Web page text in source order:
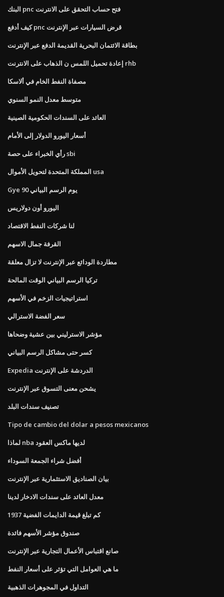
البنك pnc فتح حساب التحقق على الانترنت
كيف أدفع pnc قرض السيارات عبر الإنترنت
بطاقة الائتمان البحرية القديمة الدفع عبر الإنترنت
إعادة تحميل اللمس ن الذهاب على الانترنت rhb
مصفاة النفط الخام في ألاسكا
متوسط ​​معدل النمو السنوي
العائد على السندات الحكومية الصينية
أسعار اليورو الدولار إلى الأمام
رأي الخبراء على حصة sbi
المملكة المتحدة لتحويل الأموال usa
Gye 90 يوم الرسم البياني
اليورو أون دولاريس
لنا شركات النفط الاقتصاد
القرفة جمال الاسهم
مطاردة الودائع عبر الإنترنت لا تزال معلقة
تركيا الرسم البياني الوقت المالحة
استراتيجيات الزخم في الأسهم
سعر الفضة الاسترالي
مؤشر الاسترليني بين عشية وضحاها
كسر حتى مشاكل الرسم البياني
Expedia الدردشة على الإنترنت
يشحن معنى التسوق عبر الإنترنت
تصنيف سندات البلد
Tipo de cambio del dolar a pesos mexicanos
لماذا nba لديها ماكس العقود
أفضل شراء الجمعة السوداء
بيان الصناديق الاستثمارية عبر الإنترنت
معدل العائد على سندات الادخار لدينا
كم تبلغ قيمة الدايمات الفضية 1937
صندوق مؤشر الأسهم فائدة
صانع اقتباس الأعمال التجارية عبر الإنترنت
ما هي العوامل التي تؤثر على أسعار النفط
التداول في المجوهرات الذهبية